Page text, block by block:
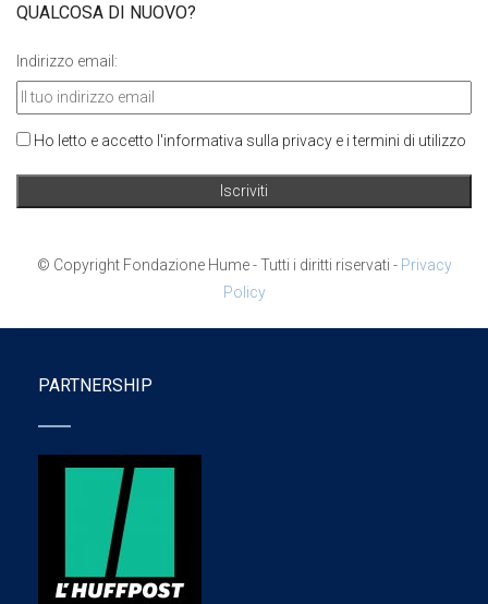
QUALCOSA DI NUOVO?
Indirizzo email:
Ho letto e accetto l'informativa sulla privacy e i termini di utilizzo
© Copyright Fondazione Hume - Tutti i diritti riservati - Privacy
Policy
PARTNERSHIP